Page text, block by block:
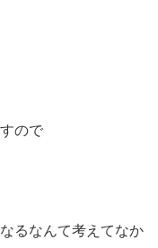
ので
るなんて考えてなか